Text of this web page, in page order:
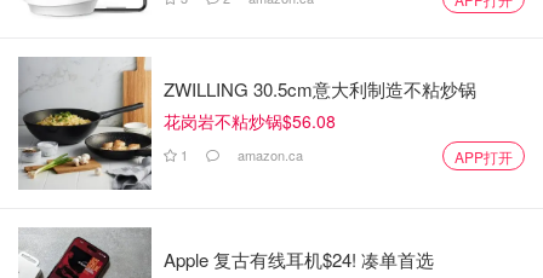
ZWILLING 30.5cm意大利制造不粘炒锅
花岗岩不粘炒锅$56.08
1 amazon.ca APP打开
Apple 复古有线耳机$24! 凑单首选